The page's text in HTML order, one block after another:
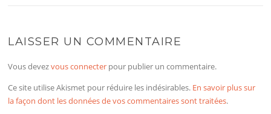
LAISSER UN COMMENTAIRE
Vous devezvous connecter pour publier un commentaire.
Ce site utilise Akismet pour réduire les indésirables. En savoir plus sur
la façon dont les données de vos commentaires sont traitées.